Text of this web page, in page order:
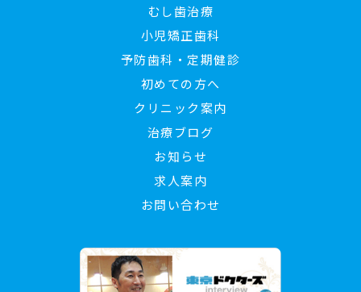
むし歯治療
小児矯正歯科
予防歯科・定期健診
初めての方へ
クリニック案内
治療ブログ
お知らせ
求人案内
お問い合わせ